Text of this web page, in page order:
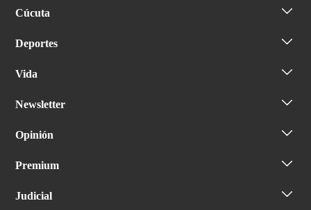
Cúcuta
Deportes
Vida
Newsletter
Opinión
Premium
Judicial